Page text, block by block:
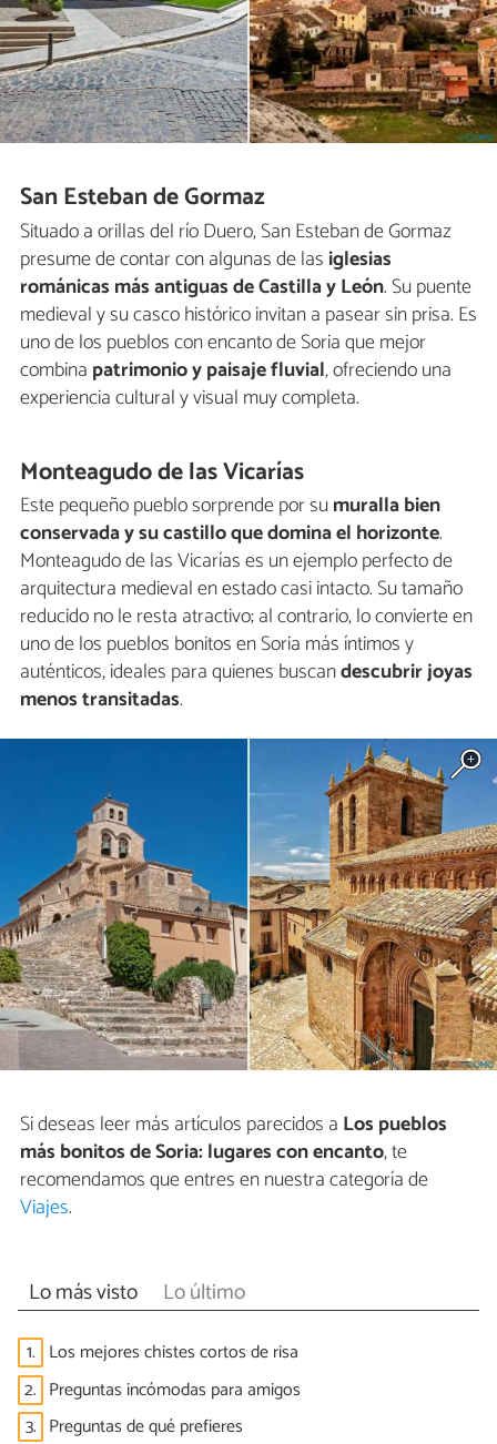
San Esteban de Gormaz
Situado a orillas del río Duero, San Esteban de Gormaz
presume de contar con algunas de las iglesias
románicas más antiguas de Castilla y León. Su puente
medieval y su casco histórico invitan a pasear sin prisa. Es
uno de los pueblos con encanto de Soria que mejor
combina patrimonio y paisaje fluvial, ofreciendo una
experiencia cultural y visual muy completa.
Monteagudo de las Vicarías
Este pequeño pueblo sorprende por sumuralla bien
conservada y su castillo que domina el horizonte.
Monteagudo de las Vicarías es un ejemplo perfecto de
arquitectura medieval en estado casi intacto. Su tamaño
reducido no le resta atractivo; al contrario, lo convierte en
uno de los pueblos bonitos en Soria más íntimos y
auténticos, ideales para quienes buscandescubrir joyas
menos transitadas.
Si deseas leer más artículos parecidos a Los pueblos
más bonitos de Soria: lugares con encanto, te
recomendamos que entres en nuestra categoría de
Viajes.
Lo más visto Lo último
1. Los mejores chistes cortos de risa
2. Preguntas incómodas para amigos
3. Preguntas de qué prefieres